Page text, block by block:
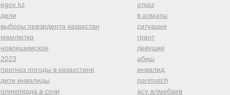
egov kz
дели
выборы президента казахстан
мамлютка
новоишимское
2023
прогноз погоды в казахстане
дети инвалиды
олимпиада в сочи
отказ
в алматы
ситуация
грант
девушки
абиш
инвалид
parimatch
асу алмабаев